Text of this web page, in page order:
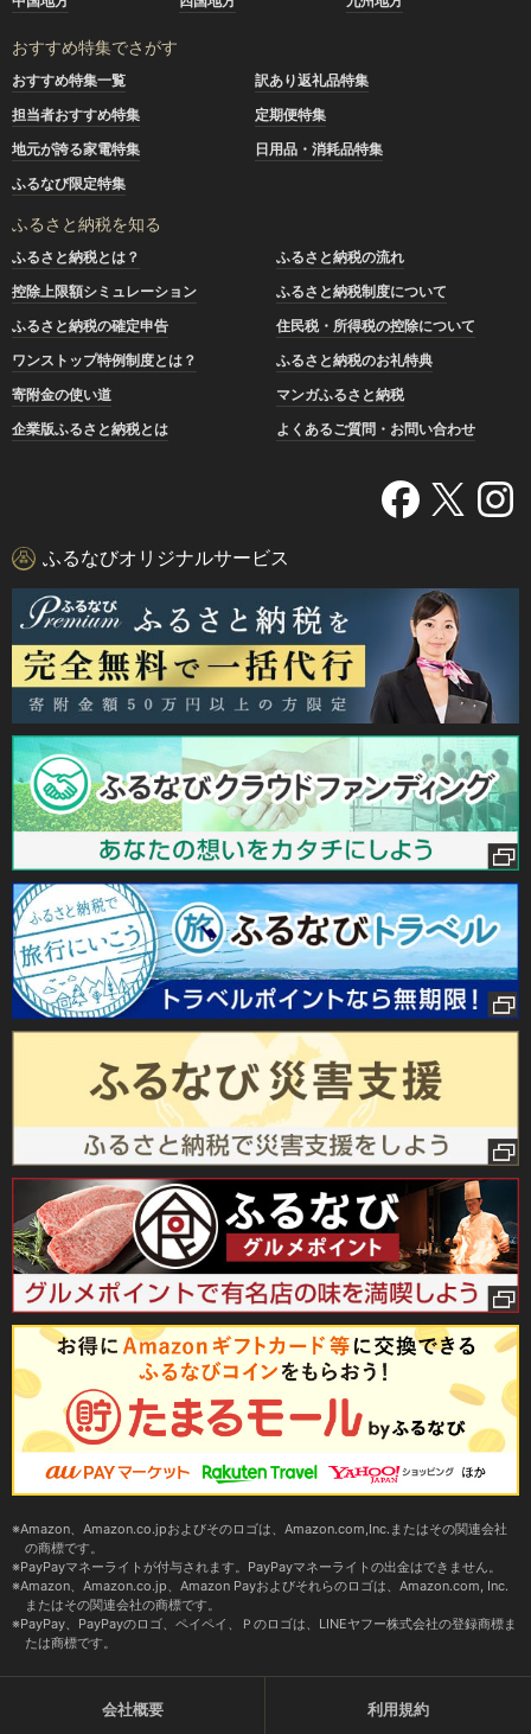
おすすめ特集でさがす
おすすめ特集一覧
訳あり返礼品特集
担当者おすすめ特集
定期便特集
地元が誇る家電特集
日用品・消耗品特集
ふるなび限定特集
ふるさと納税を知る
ふるさと納税とは？
ふるさと納税の流れ
控除上限額シミュレーション
ふるさと納税制度について
ふるさと納税の確定申告
住民税・所得税の控除について
ワンストップ特例制度とは？
ふるさと納税のお礼特典
寄附金の使い道
マンガふるさと納税
企業版ふるさと納税とは
よくあるご質問・お問い合わせ
ふるなびオリジナルサービス
Amazon、Amazon.co.jpおよびそのロゴは、Amazon.com,Inc.またはその関連会社
の商標です。
PayPayマネーライトが付与されます。PayPayマネーライトの出金はできません。
Amazon、Amazon.co.jp、Amazon Payおよびそれらのロゴは、Amazon.com, Inc.
またはその関連会社の商標です。
PayPay、PayPayのロゴ、ペイペイ、Ｐのロゴは、LINEヤフー株式会社の登録商標ま
たは商標です。
会社概要 利用規約